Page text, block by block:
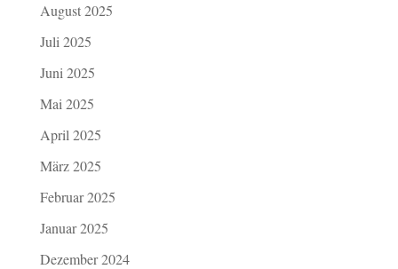
August 2025
Juli 2025
Juni 2025
Mai 2025
April 2025
März 2025
Februar 2025
Januar 2025
Dezember 2024